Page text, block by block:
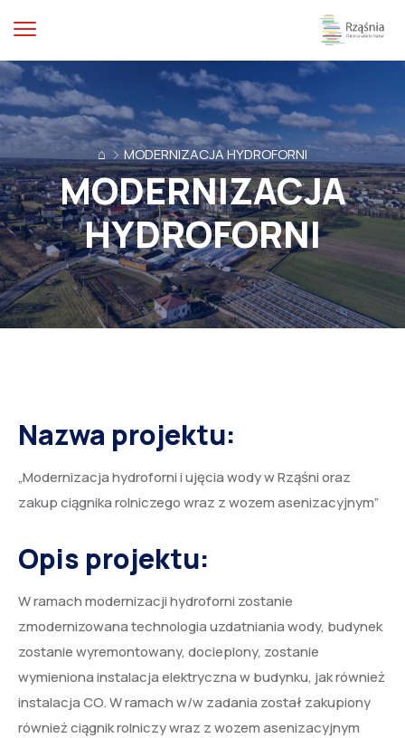
⌂ MODERNIZACJA HYDROFORNI
MODERNIZACJA
HYDROFORNI
Nazwa projektu:
„Modernizacja hydroforni i ujęcia wody w Rząśni oraz
zakup ciągnika rolniczego wraz z wozem asenizacyjnym”
Opis projektu:
W ramach modernizacji hydroforni zostanie
zmodernizowana technologia uzdatniania wody, budynek
zostanie wyremontowany, docieplony, zostanie
wymieniona instalacja elektryczna w budynku, jak również
instalacja CO. W ramach w/w zadania został zakupiony
również ciągnik rolniczy wraz z wozem asenizacyjnym